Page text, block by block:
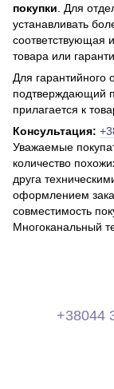
покупки. Для
устанавливать
соответствующая
товара или
Для гарантийного
подтверждающий
прилагается к
Консультация:
Уважаемые
количество
друга
оформлением
совместимость
Многоканальный
+38044